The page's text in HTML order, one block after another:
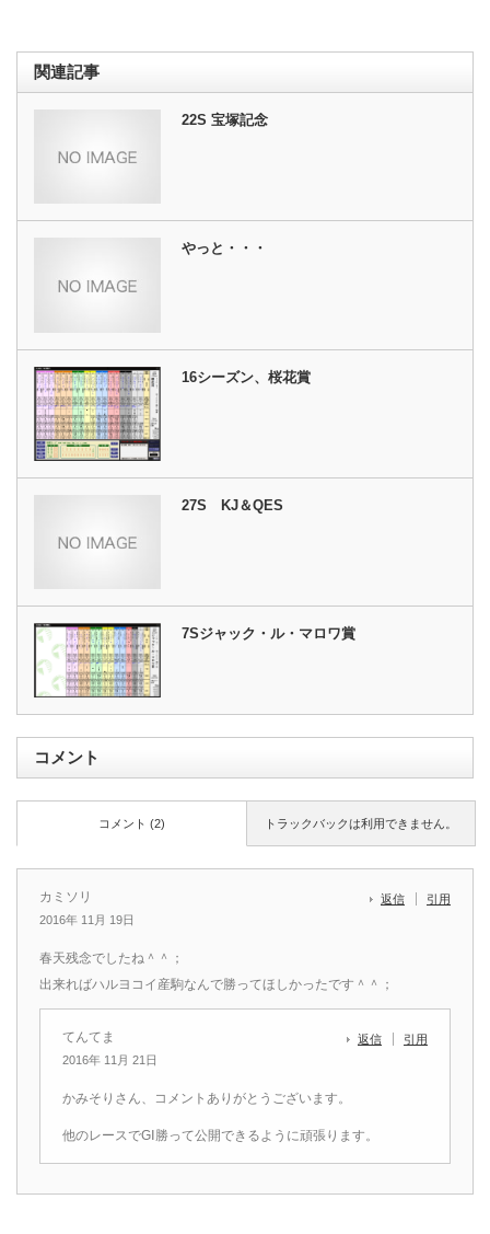
関連記事
22S 宝塚記念
やっと・・・
16シーズン、桜花賞
27S KJ＆QES
7Sジャック・ル・マロワ賞
コメント
トラックバックは利用できません。
コメント (2)
カミソリ
2016年 11月 19日
返信 引用
春天残念でしたね＾＾；
出来ればハルヨコイ産駒なんで勝ってほしかったです＾＾；
てんてま
2016年 11月 21日
返信 引用
かみそりさん、コメントありがとうございます。
他のレースでGⅠ勝って公開できるように頑張ります。